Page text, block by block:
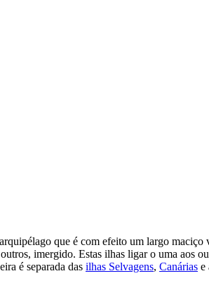
que é com efeito um largo
imergido. Estas ilhas ligar o uma aos
é separada das ilhas Selvagens, Canárias e